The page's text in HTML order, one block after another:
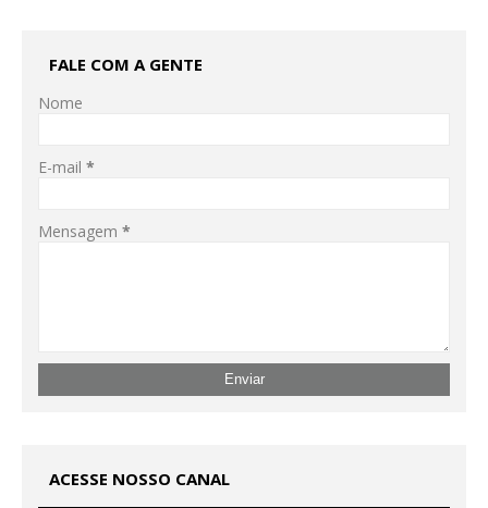
FALE COM A GENTE
Nome
E-mail *
Mensagem *
ACESSE NOSSO CANAL